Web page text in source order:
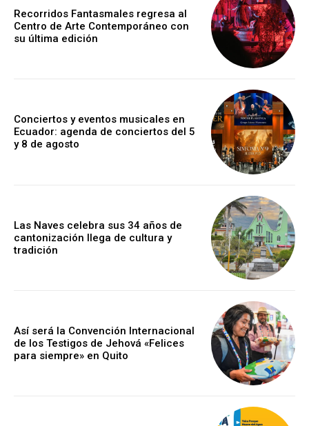
Recorridos Fantasmales regresa al
Centro de Arte Contemporáneo con
su última edición
Conciertos y eventos musicales en
Ecuador: agenda de conciertos del 5
y 8 de agosto
Las Naves celebra sus 34 años de
cantonización llega de cultura y
tradición
Así será la Convención Internacional
de los Testigos de Jehová «Felices
para siempre» en Quito